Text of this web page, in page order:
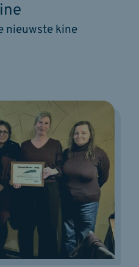
nieuwste kine